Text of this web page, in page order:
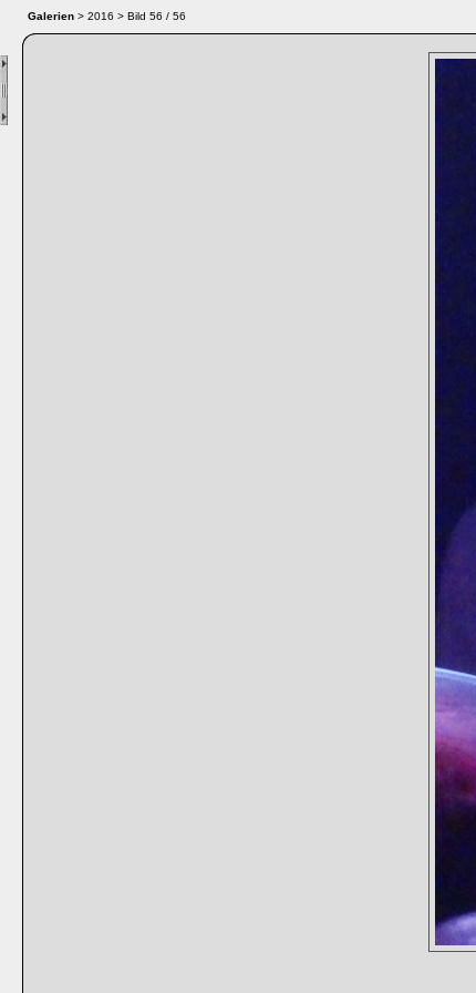
Galerien > 2016 > Bild 1/ 56